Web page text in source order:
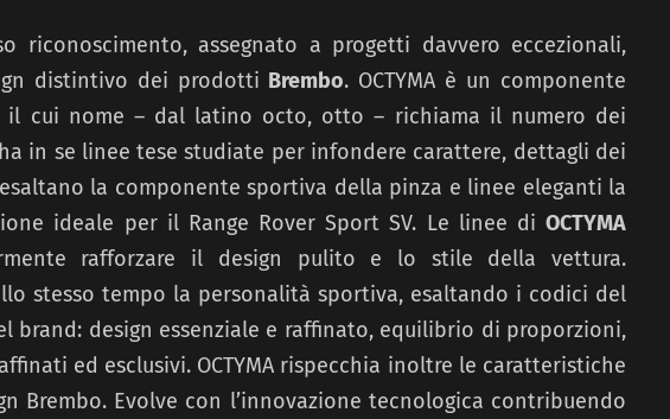
riconoscimento, assegnato a progetti davvero eccezionali,
distintivo dei prodotti Brembo. OCTYMA è un componente
il cui nome – dal latino octo, otto – richiama il numero dei
in se linee tese studiate per infondere carattere, dettagli dei
la componente sportiva della pinza e linee eleganti la
ideale per il Range Rover Sport SV. Le linee di OCTYMA
rafforzare il design pulito e lo stile della vettura.
stesso tempo la personalità sportiva, esaltando i codici del
brand: design essenziale e raffinato, equilibrio di proporzioni,
ed esclusivi. OCTYMA rispecchia inoltre le caratteristiche
Brembo. Evolve con l’innovazione tecnologica contribuendo